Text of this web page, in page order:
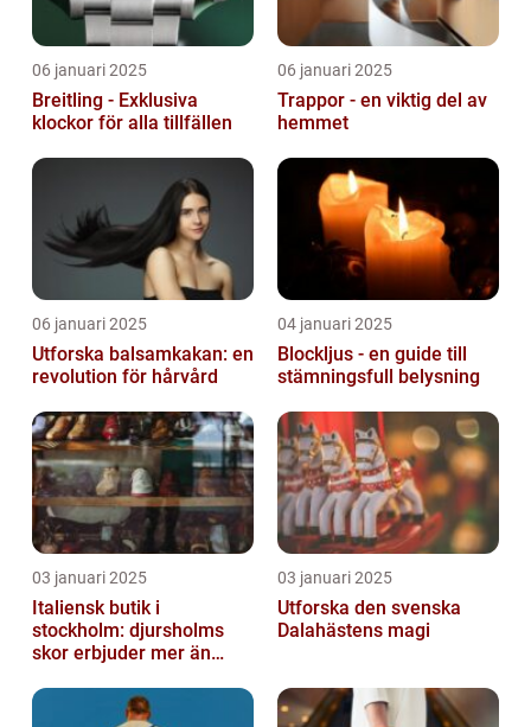
06 januari 2025
Breitling - Exklusiva
klockor för alla tillfällen
06 januari 2025
Trappor - en viktig del av
hemmet
06 januari 2025
Utforska balsamkakan: en
revolution för hårvård
04 januari 2025
Blockljus - en guide till
stämningsfull belysning
03 januari 2025
Italiensk butik i
stockholm: djursholms
skor erbjuder mer än
03 januari 2025
Utforska den svenska
Dalahästens magi